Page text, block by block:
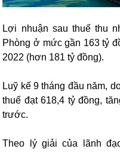
Lợi nhuận sau thuế thu
Phòng ở mức gần 163 tỷ
2022 (hơn 181 tỷ đồng).
Luỹ kế 9 tháng đầu năm,
thuế đạt 618,4 tỷ đồng,
trước.
Theo lý giải của lãnh